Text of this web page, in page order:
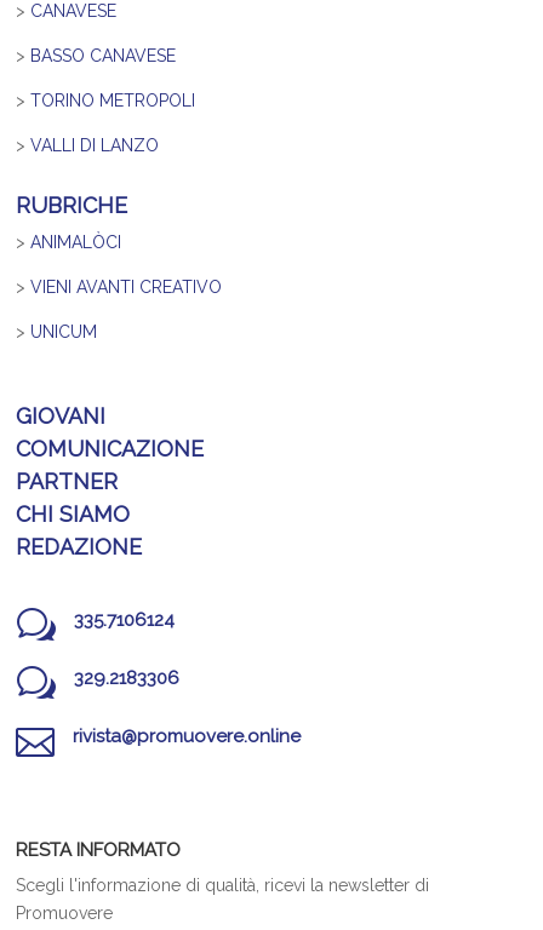
> CANAVESE
> BASSO CANAVESE
>TORINO METROPOLI
>VALLI DI LANZO
RUBRICHE
>ANIMALÒCI
>VIENI AVANTI CREATIVO
> UNICUM
GIOVANI
COMUNICAZIONE
PARTNER
CHI SIAMO
REDAZIONE
w 335.7106124
w 329.2183306
 rivista@promuovere.online
RESTA INFORMATO
Scegli l'informazione di qualità, ricevi la newsletter di
Promuovere